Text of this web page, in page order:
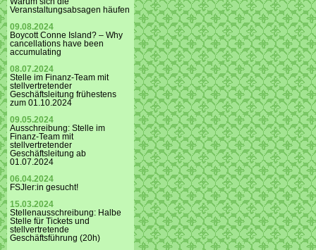
Veranstaltungsabsagen häufen
09.08.2024
Boycott Conne Island? – Why
cancellations have been
accumulating
08.07.2024
Stelle im Finanz-Team mit
stellvertretender
Geschäftsleitung frühestens
zum 01.10.2024
09.05.2024
Ausschreibung: Stelle im
Finanz-Team mit
stellvertretender
Geschäftsleitung ab
01.07.2024
06.04.2024
FSJler:in gesucht!
15.03.2024
Stellenausschreibung: Halbe
Stelle für Tickets und
stellvertretende
Geschäftsführung (20h)